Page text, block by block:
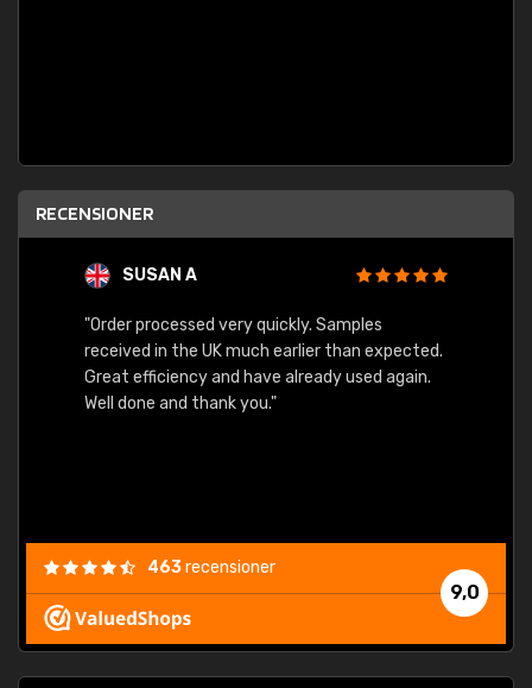
RECENSIONER
SUSAN A
"Order processed very quickly. Samples
received in the UK much earlier than expected.
Great efficiency and have already used again.
Well done and thank you."
9,0
463recensioner